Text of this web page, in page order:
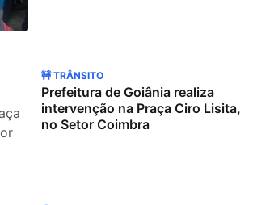
🚧 TRÂNSITO
Prefeitura de Goiânia realiza
intervenção na Praça Ciro Lisita,
no Setor Coimbra